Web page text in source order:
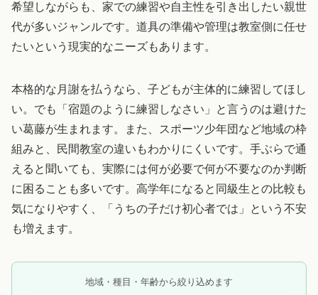
希望しながらも、家での練習や自主性を引き出したい親世
代が多いジャンルです。道具の準備や管理は教室側に任せ
たいという現実的なニーズもあります。
本格的な月謝を払うなら、子どもが主体的に練習してほし
い。でも「宿題のように練習しなさい」と言うのは避けた
い葛藤が生まれます。また、スポーツ少年団など地域の枠
組みと、民間教室の違いもわかりにくいです。手ぶらで通
えると聞いても、実際には何が必要で何が不要なのか判断
に困ることも多いです。高学年になると同級生との比較も
気になりやすく、「うちの子だけ初心者では」という不安
も増えます。
地域・種目・年齢から絞り込めます